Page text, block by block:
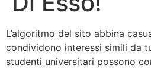
L’algoritmo del sito abbina
condividono interessi simili da
studenti universitari possono